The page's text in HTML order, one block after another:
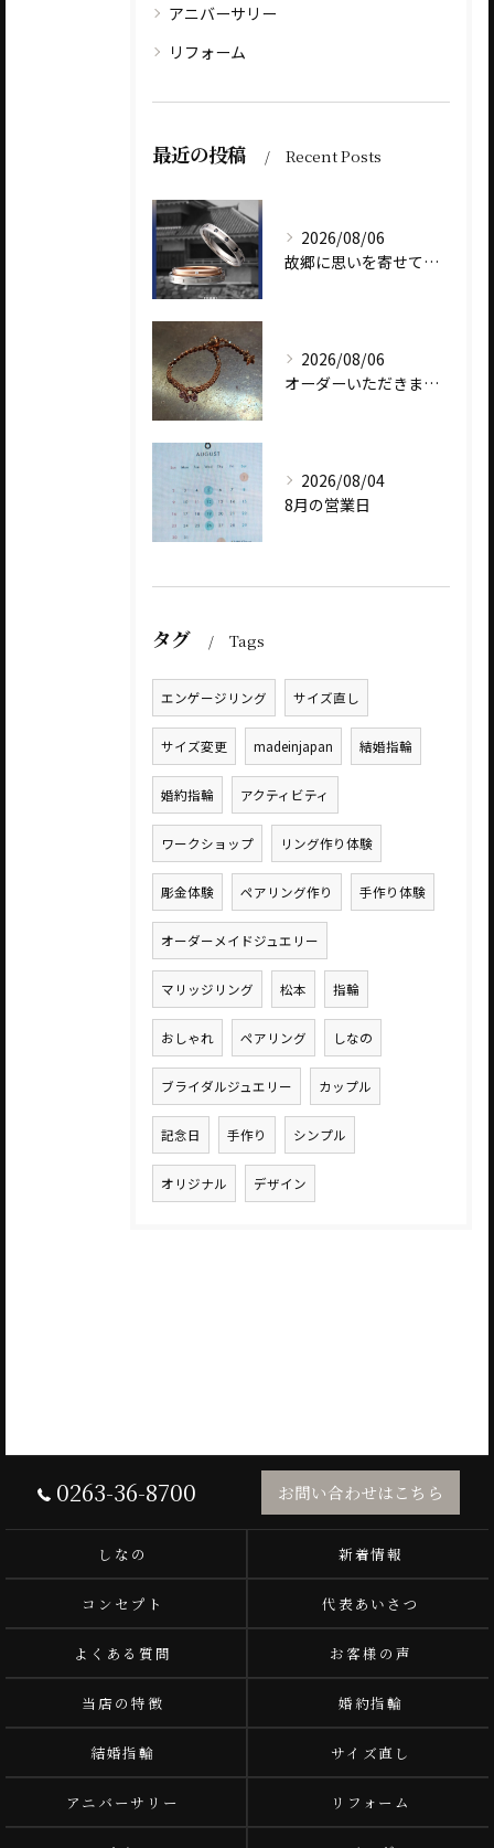
アニバーサリー
リフォーム
最近の投稿 Recent Posts
2026/08/06
故郷に思いを寄せて～オリジナルブランド【Shinano(しな...
2026/08/06
オーダーいただきました、AbHeri 『dew 露』の新作で...
2026/08/04
8月の営業日
タグ Tags
エンゲージリング サイズ直し
サイズ変更 madeinjapan 結婚指輪
婚約指輪 アクティビティ
ワークショップ リング作り体験
彫金体験 ペアリング作り 手作り体験
オーダーメイドジュエリー
マリッジリング 松本 指輪
おしゃれ ペアリング しなの
ブライダルジュエリー カップル
記念日 手作り シンプル
オリジナル デザイン
0263-36-8700 お問い合わせはこちら
しなの 新着情報
コンセプト 代表あいさつ
よくある質問 お客様の声
当店の特徴 婚約指輪
結婚指輪 サイズ直し
アニバーサリー リフォーム